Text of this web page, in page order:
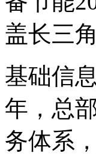
盖长三
基础信
年，总
务体系